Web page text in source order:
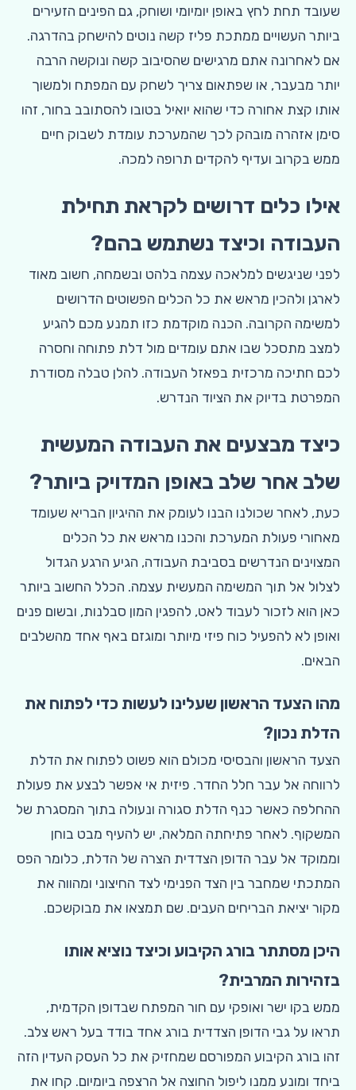
שעובד תחת לחץ באופן יומיומי ושוחק, גם הפינים הזעירים
ביותר העשויים ממתכת פליז קשה נוטים להישחק בהדרגה.
אם לאחרונה אתם מרגישים שהסיבוב קשה ונוקשה הרבה
יותר מבעבר, או שפתאום צריך לשחק עם המפתח ולמשוך
אותו קצת אחורה כדי שהוא יואיל בטובו להסתובב בחור, זהו
סימן אזהרה מובהק לכך שהמערכת עומדת לשבוק חיים
ממש בקרוב ועדיף להקדים תרופה למכה.
אילו כלים דרושים לקראת תחילת
העבודה וכיצד נשתמש בהם?
לפני שניגשים למלאכה עצמה בלהט ובשמחה, חשוב מאוד
לארגן ולהכין מראש את כל הכלים הפשוטים הדרושים
למשימה הקרובה. הכנה מוקדמת כזו תמנע מכם להגיע
למצב מתסכל שבו אתם עומדים מול דלת פתוחה וחסרה
לכם חתיכה מרכזית בפאזל העבודה. להלן טבלה מסודרת
המפרטת בדיוק את הציוד הנדרש.
כיצד מבצעים את העבודה המעשית
שלב אחר שלב באופן המדויק ביותר?
כעת, לאחר שכולנו הבנו לעומק את ההיגיון הבריא שעומד
מאחורי פעולת המערכת והכנו מראש את כל הכלים
המצוינים הנדרשים בסביבת העבודה, הגיע הרגע הגדול
לצלול אל תוך המשימה המעשית עצמה. הכלל החשוב ביותר
כאן הוא לזכור לעבוד לאט, להפגין המון סבלנות, ובשום פנים
ואופן לא להפעיל כוח פיזי מיותר ומוגזם באף אחד מהשלבים
הבאים.
מהו הצעד הראשון שעלינו לעשות כדי לפתוח את
הדלת נכון?
הצעד הראשון והבסיסי מכולם הוא פשוט לפתוח את הדלת
לרווחה אל עבר חלל החדר. פיזית אי אפשר לבצע את פעולת
ההחלפה כאשר כנף הדלת סגורה ונעולה בתוך המסגרת של
המשקוף. לאחר פתיחתה המלאה, יש להעיף מבט בוחן
וממוקד אל עבר הדופן הצדדית הצרה של הדלת, כלומר הפס
המתכתי שמחבר בין הצד הפנימי לצד החיצוני ומהווה את
מקור יציאת הבריחים העבים. שם תמצאו את מבוקשכם.
היכן מסתתר בורג הקיבוע וכיצד נוציא אותו
בזהירות המרבית?
ממש בקו ישר ואופקי עם חור המפתח שבדופן הקדמית,
תראו על גבי הדופן הצדדית בורג אחד בודד בעל ראש צלב.
זהו בורג הקיבוע המפורסם שמחזיק את כל העסק העדין הזה
ביחד ומונע ממנו ליפול החוצה אל הרצפה ביומיום. קחו את